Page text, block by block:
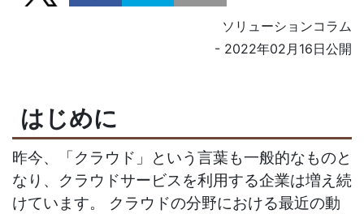
ソリューションコラム
- 2022年02月16日公開
はじめに
昨今、「クラウド」という言葉も一般的なものと
なり、クラウドサービスを利用する企業は増え続
けています。 クラウドの分野における最近の動